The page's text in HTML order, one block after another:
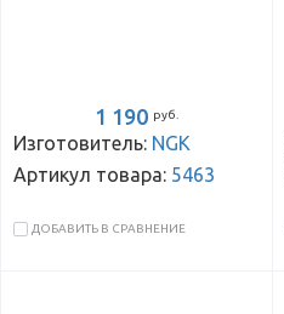
1 190 руб.
Изготовитель: NGK
Артикул товара: 5463
ДОБАВИТЬ В СРАВНЕНИЕ